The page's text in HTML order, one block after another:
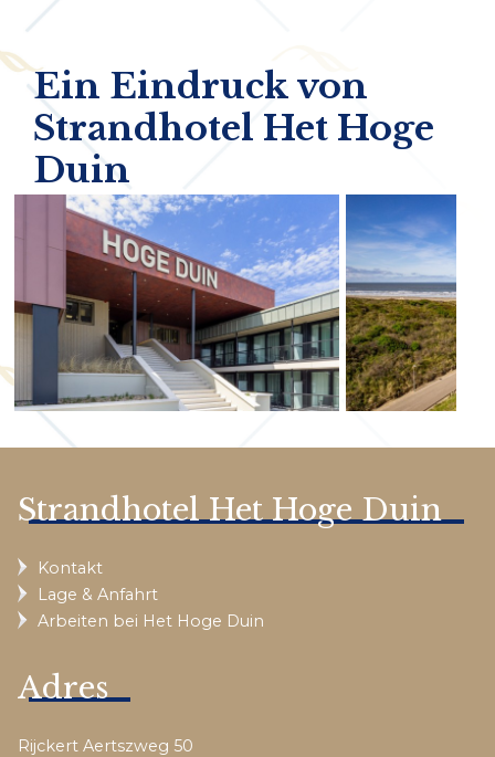
Ein Eindruck von
Strandhotel Het Hoge
Duin
Strandhotel Het Hoge Duin
Kontakt
Lage & Anfahrt
Arbeiten bei Het Hoge Duin
Adres
Rijckert Aertszweg 50